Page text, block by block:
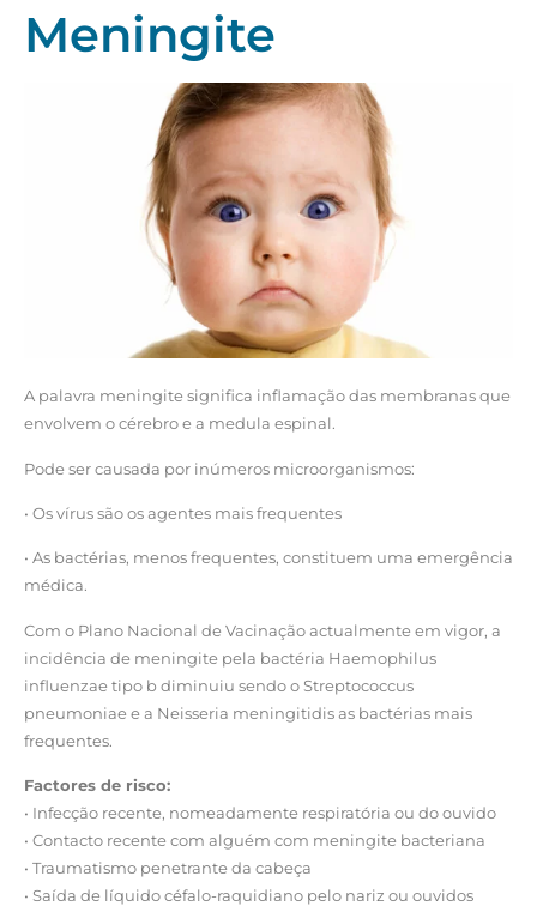
Meningite
A palavra meningite significa inflamação das membranas que
envolvem o cérebro e a medula espinal.
Pode ser causada por inúmeros microorganismos:
• Os vírus são os agentes mais frequentes
• As bactérias, menos frequentes, constituem uma emergência
médica.
Com o Plano Nacional de Vacinação actualmente em vigor, a
incidência de meningite pela bactéria Haemophilus
influenzae tipo b diminuiu sendo o Streptococcus
pneumoniae e a Neisseria meningitidis as bactérias mais
frequentes.
Factores de risco:
• Infecção recente, nomeadamente respiratória ou do ouvido
• Contacto recente com alguém com meningite bacteriana
• Traumatismo penetrante da cabeça
• Saída de líquido céfalo-raquidiano pelo nariz ou ouvidos